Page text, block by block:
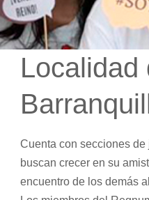
Localidad
Cuenta con secciones
buscan crecer en su
encuentro de los demás